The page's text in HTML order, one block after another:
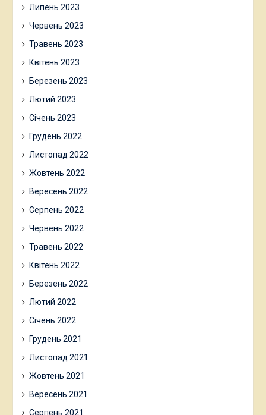
Липень 2023
Червень 2023
Травень 2023
Квітень 2023
Березень 2023
Лютий 2023
Січень 2023
Грудень 2022
Листопад 2022
Жовтень 2022
Вересень 2022
Серпень 2022
Червень 2022
Травень 2022
Квітень 2022
Березень 2022
Лютий 2022
Січень 2022
Грудень 2021
Листопад 2021
Жовтень 2021
Вересень 2021
Серпень 2021